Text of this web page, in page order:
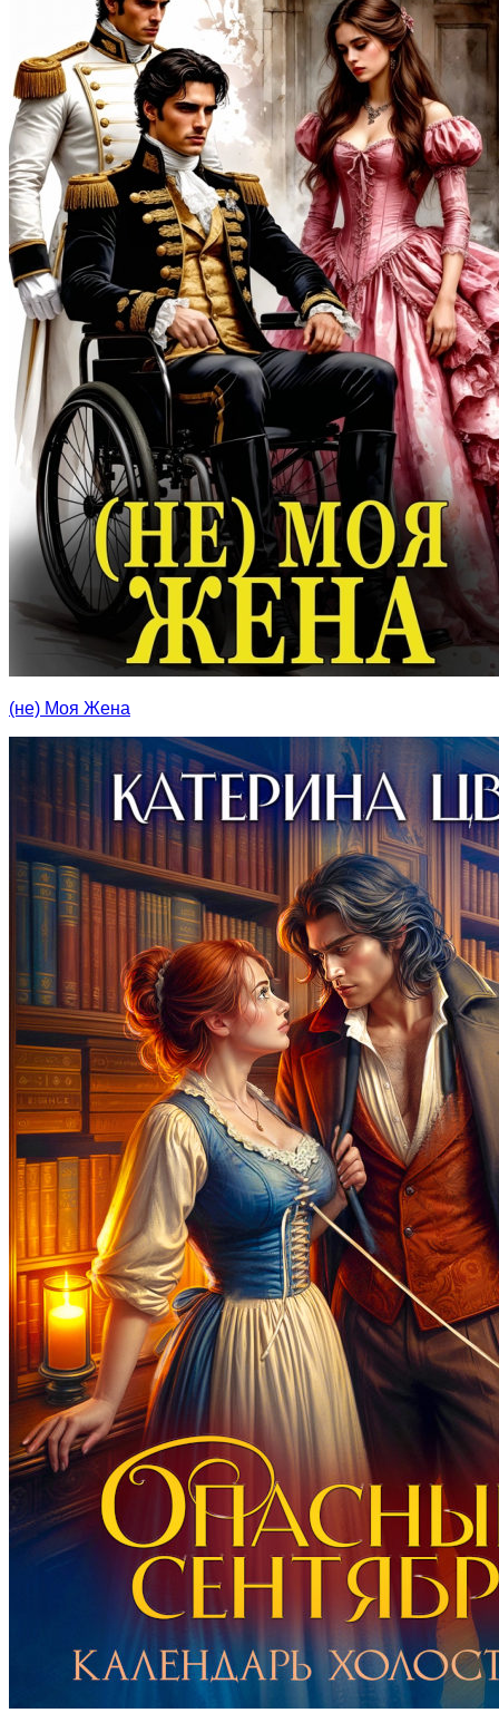
(не) Моя Жена